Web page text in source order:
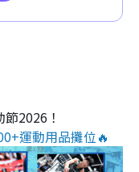
2026！
運動用品攤位🔥